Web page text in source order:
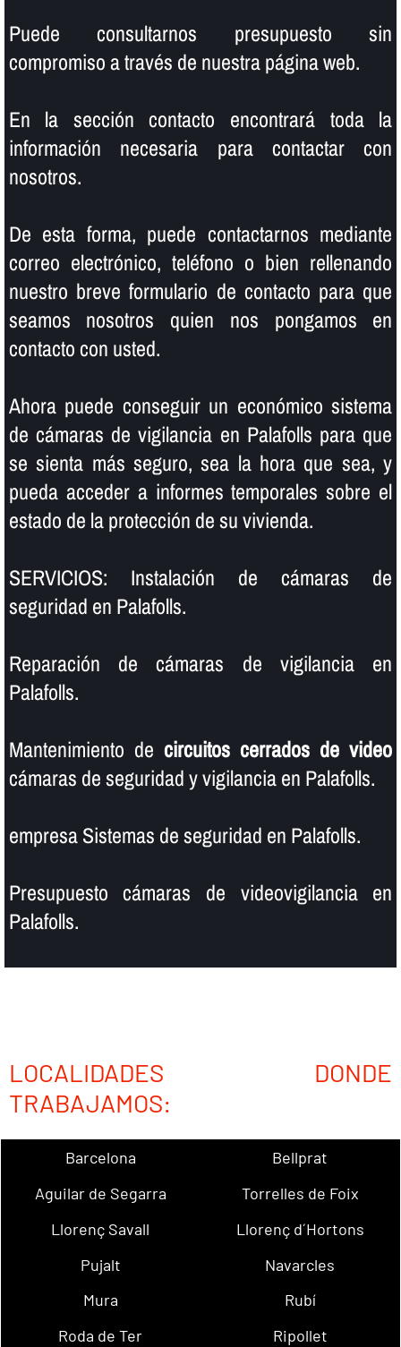
Puede consultarnos presupuesto sin
compromiso a través de nuestra página web.
En la sección contacto encontrará toda la
información necesaria para contactar con
nosotros.
De esta forma, puede contactarnos mediante
correo electrónico, teléfono o bien rellenando
nuestro breve formulario de contacto para que
seamos nosotros quien nos pongamos en
contacto con usted.
Ahora puede conseguir un económico sistema
de cámaras de vigilancia en Palafolls para que
se sienta más seguro, sea la hora que sea, y
pueda acceder a informes temporales sobre el
estado de la protección de su vivienda.
SERVICIOS: Instalación de cámaras de
seguridad en Palafolls.
Reparación de cámaras de vigilancia en
Palafolls.
Mantenimiento de circuitos cerrados de video
cámaras de seguridad y vigilancia en Palafolls.
empresa Sistemas de seguridad en Palafolls.
Presupuesto cámaras de videovigilancia en
Palafolls.
LOCALIDADES DONDE
TRABAJAMOS:
Barcelona
Bellprat
Aguilar de Segarra
Torrelles de Foix
Llorenç Savall
Llorenç d´Hortons
Pujalt
Navarcles
Mura
Rubí
Roda de Ter
Ripollet